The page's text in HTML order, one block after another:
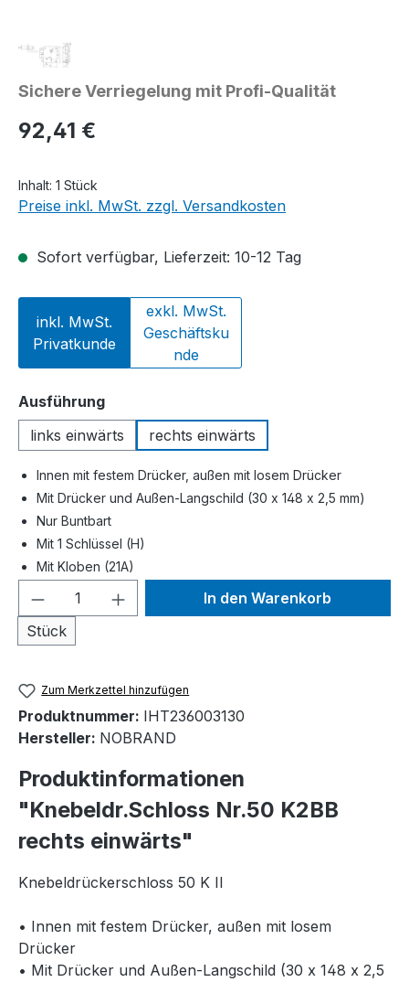
Sichere Verriegelung mit Profi-Qualität
Regulärer Preis:
92,41 €
Inhalt: 1 Stück
Preise inkl. MwSt. zzgl. Versandkosten
Sofort verfügbar, Lieferzeit: 10-12 Tag
inkl. MwSt.
Privatkunde
exkl. MwSt.
Geschäftsku
nde
Ausführungauswählen
links einwärts
rechts einwärts
Innen mit festem Drücker, außen mit losem Drücker
Mit Drücker und Außen-Langschild (30 x 148 x 2,5 mm)
Nur Buntbart
Mit 1 Schlüssel (H)
Mit Kloben (21A)
Produkt Anzahl: Gib den
Stück
In den Warenkorb
Zum Merkzettel hinzufügen
Produktnummer: IHT236003130
Hersteller: NOBRAND
Produktinformationen
"Knebeldr.Schloss Nr.50 K2BB
rechts einwärts"
Knebeldrückerschloss 50 K II
• Innen mit festem Drücker, außen mit losem
Drücker
• Mit Drücker und Außen-Langschild (30 x 148 x 2,5